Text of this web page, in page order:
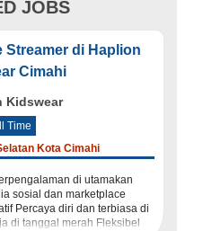
JOBS
Streamer di Haplion
Cimahi
Kidswear
Time
Kota Cimahi
di utamakan
sosial dan marketplace
Percaya diri dan terbiasa di
di tanggal merah Fleksibel